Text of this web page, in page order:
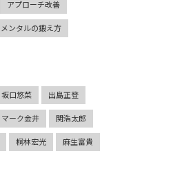
アプローチ改善
メンタルの鍛え方
坂口悠菜 出島正登
マーク金井 関浩太郎
桐林宏光 麻生富貴